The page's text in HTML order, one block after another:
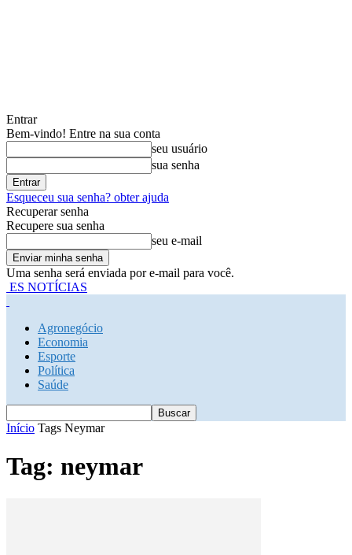
Entrar
Bem-vindo! Entre na sua conta
seu usuário
sua senha
Esqueceu sua senha? obter ajuda
Recuperar senha
Recupere sua senha
seu e-mail
Uma senha será enviada por e-mail para você.
ES NOTÍCIAS
Agronegócio
Economia
Esporte
Política
Saúde
Início Tags Neymar
Tag: neymar